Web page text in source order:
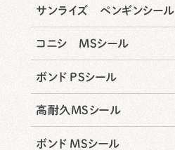
サンライズ ペンギンシール
コニシ MSシール
ボンド PSシール
高耐久MSシール
ボンド MSシール